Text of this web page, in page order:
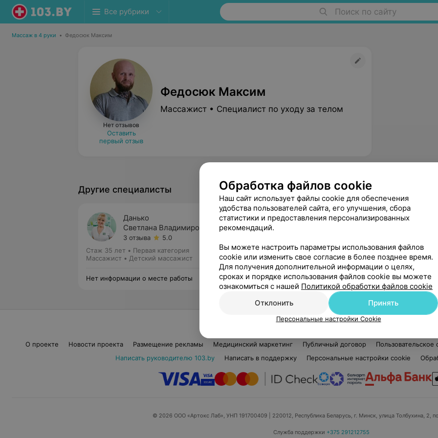
Все рубрики Поиск по сайту
Массаж в 4 руки • Федосюк Максим
Нет отзывов
Оставить
первый отзыв
Федосюк Максим
Массажист • Специалист по уходу за телом
Другие специалисты
Данько
Светлана Владимировна
3 отзыва
5.0
Стаж 35 лет • Первая категория
Массажист • Детский массажист
Нет информации о месте работы
Шилин
Стаж 19 лет •Первая категория
Массажист • Детский массажист
Нет информации о месте работы
О проекте Новости проекта Размещение рекламы Медицинский маркетинг Публичный договор Пользовательское
Написать руководителю 103.by
Написать в поддержку Персональные настройки cookie
© 2026 ООО «Артокс Лаб», УНП 191700409 | 220012, Республика Беларусь, г. Минск, улица Толбухина, 2,
Служба поддержки +375 291212755
Обработка файлов cookie
Наш сайт использует файлы cookie для обеспечения
удобства пользователей сайта, его улучшения, сбора
статистики и предоставления персонализированных
рекомендаций.
Вы можете настроить параметры использования файлов
cookie или изменить свое согласие в более позднее время.
Для получения дополнительной информации о целях,
сроках и порядке использования файлов cookie вы можете
ознакомиться с нашей Политикой обработки файлов cookie
Отклонить
Принять
Персональные настройки Cookie